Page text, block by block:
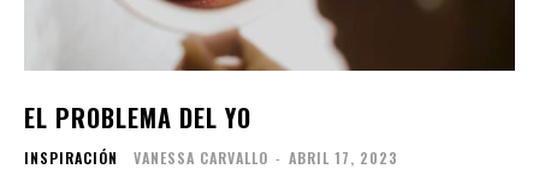
EL PROBLEMA DEL YO
INSPIRACIÓN VANESSA CARVALLO - ABRIL 17, 2023